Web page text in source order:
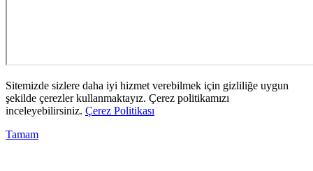
Sitemizde sizlere daha iyi hizmet verebilmek için gizliliğe uygun
şekilde çerezler kullanmaktayız. Çerez politikamızı
inceleyebilirsiniz. Çerez Politikası
Tamam